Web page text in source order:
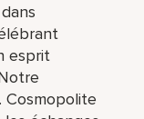
esprit